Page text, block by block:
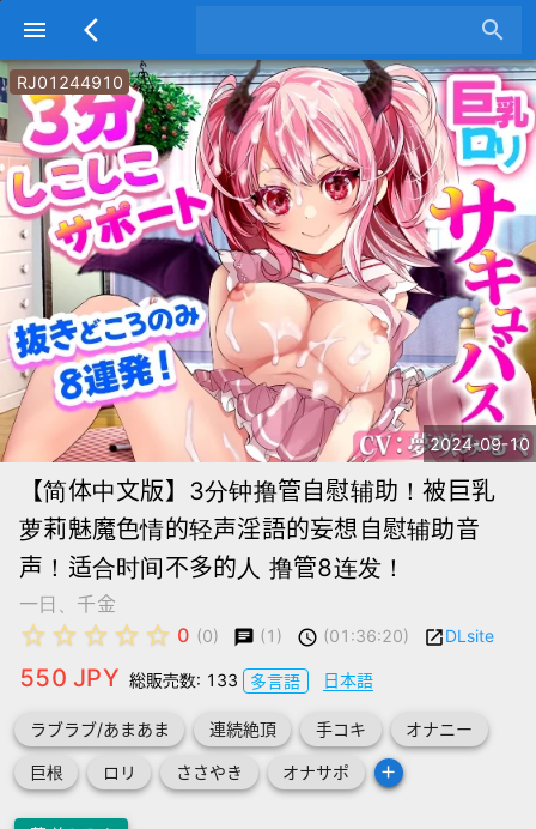
menu arrow_back_ios search
RJ01244910
2024-09-10
【简体中文版】3分钟撸管自慰辅助！被巨乳
萝莉魅魔色情的轻声淫語的妄想自慰辅助音
声！适合时间不多的人 撸管8连发！
一日、千金
star_border star_border star_border star_border star_border 0 (0) chat (1) schedule (01:36:20) launchDLsite
550 JPY 総販売数: 133 多言語 日本語
ラブラブ/あまあま 連続絶頂 手コキ オナニー
巨根 ロリ ささやき オナサポ add